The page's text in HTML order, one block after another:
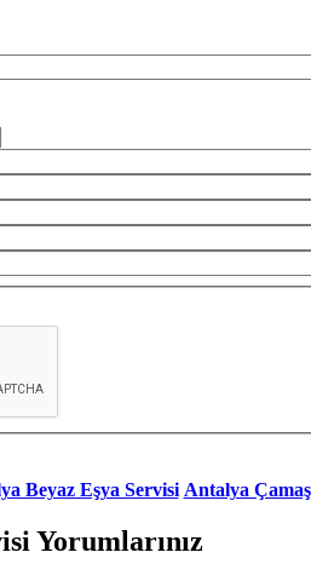
Beyaz Eşya Servisi Antalya
Yorumlarınız